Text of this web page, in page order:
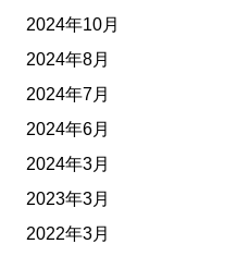
2024年10月
2024年8月
2024年7月
2024年6月
2024年3月
2023年3月
2022年3月